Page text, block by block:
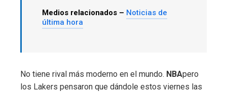
Medios relacionados – Noticias de
última hora
No tiene rival más moderno en el mundo. NBApero
los Lakers pensaron que dándole estos viernes las